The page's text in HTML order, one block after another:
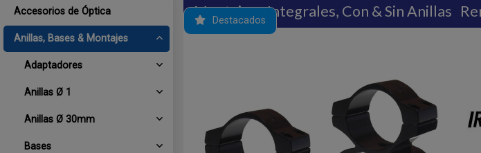
Accesorios de Óptica
Anillas, Bases & Montajes
Adaptadores
Anillas Ø 1
Anillas Ø 30mm
Bases
Montajes - Integrales, Con & Sin Anillas
Destacados